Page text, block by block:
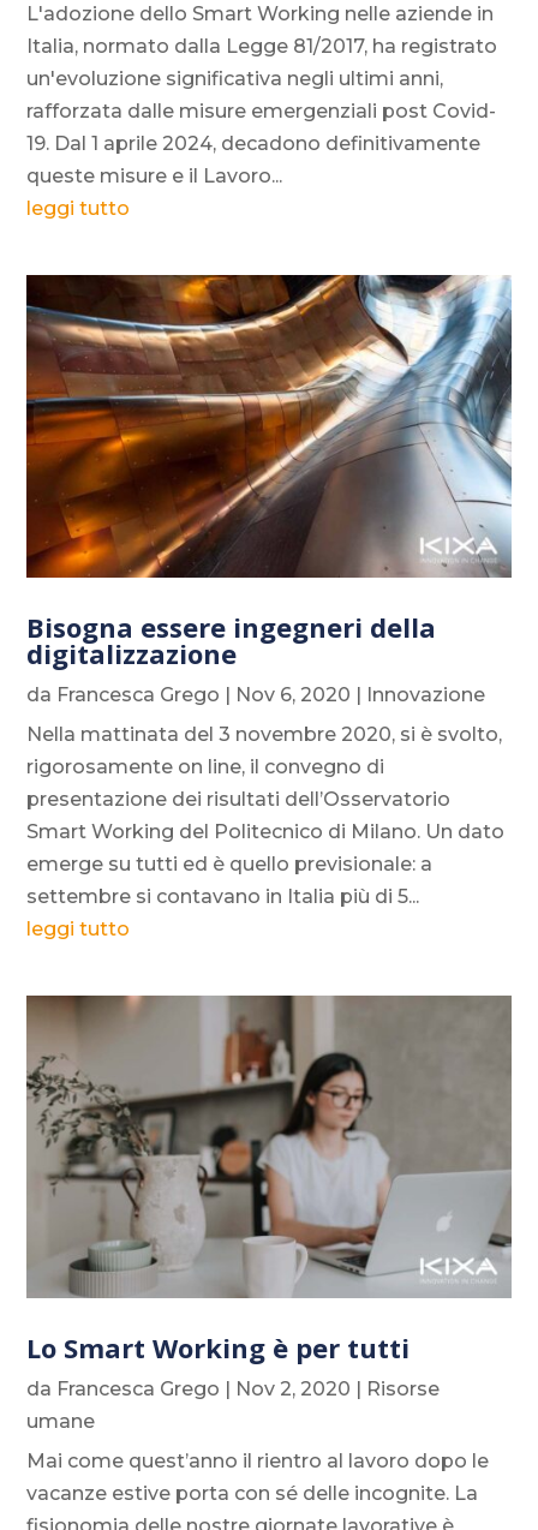
L'adozione dello Smart Working nelle aziende in
Italia, normato dalla Legge 81/2017, ha registrato
un'evoluzione significativa negli ultimi anni,
rafforzata dalle misure emergenziali post Covid-
19. Dal 1 aprile 2024, decadono definitivamente
queste misure e il Lavoro...
leggi tutto
Bisogna essere ingegneri della
digitalizzazione
da Francesca Grego | Nov 6, 2020 | Innovazione
Nella mattinata del 3 novembre 2020, si è svolto,
rigorosamente on line, il convegno di
presentazione dei risultati dell’Osservatorio
Smart Working del Politecnico di Milano. Un dato
emerge su tutti ed è quello previsionale: a
settembre si contavano in Italia più di 5...
leggi tutto
Lo Smart Working è per tutti
da Francesca Grego | Nov 2, 2020 | Risorse
umane
Mai come quest’anno il rientro al lavoro dopo le
vacanze estive porta con sé delle incognite. La